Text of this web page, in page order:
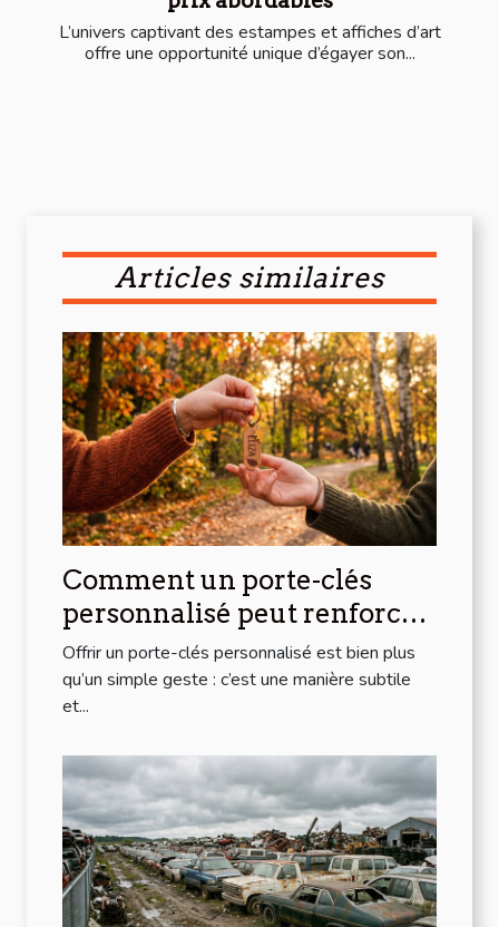
L’univers captivant des estampes et affiches d’art
offre une opportunité unique d’égayer son...
Articles similaires
Comment un porte-clés
personnalisé peut renforcer
les liens d'amitié ?
Offrir un porte-clés personnalisé est bien plus
qu’un simple geste : c’est une manière subtile
et...